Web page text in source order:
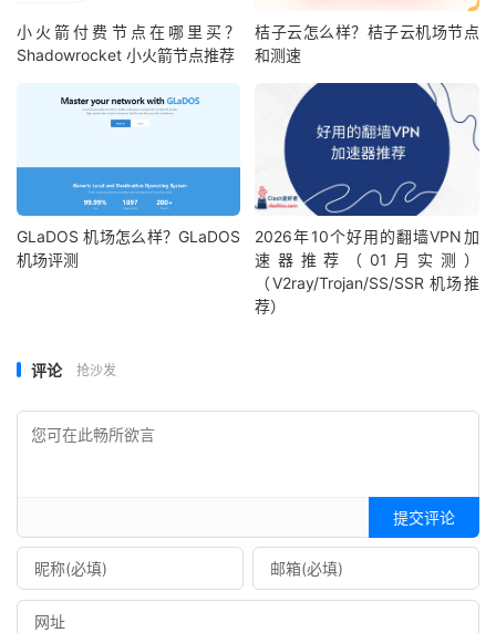
小火箭付费节点在哪里买？
Shadowrocket 小火箭节点推荐
桔子云怎么样？桔子云机场节点
和测速
GLaDOS 机场怎么样？GLaDOS
机场评测
2026年10个好用的翻墙VPN加
速器推荐（01月实测）
（V2ray/Trojan/SS/SSR 机场推
荐）
评论 抢沙发
提交评论